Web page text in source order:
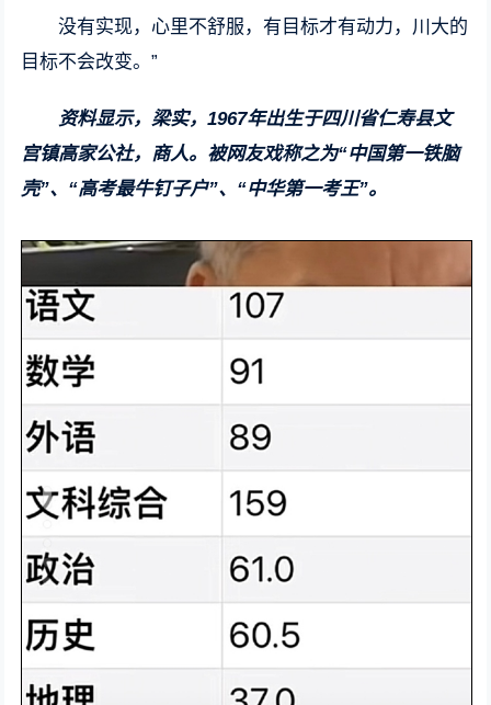
没有实现，心里不舒服，有目标才有动力，川大的
目标不会改变。”
资料显示，梁实，1967年出生于四川省仁寿县文
宫镇高家公社，商人。被网友戏称之为“中国第一铁脑
壳”、“高考最牛钉子户”、“中华第一考王”。